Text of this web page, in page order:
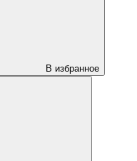
В избранное